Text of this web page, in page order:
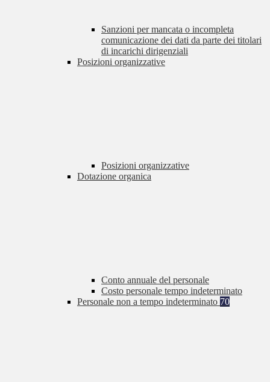
Sanzioni per mancata o incompleta
comunicazione dei dati da parte dei titolari
di incarichi dirigenziali
Posizioni organizzative
Posizioni organizzative
Dotazione organica
Conto annuale del personale
Costo personale tempo indeterminato
Personale non a tempo indeterminato 70